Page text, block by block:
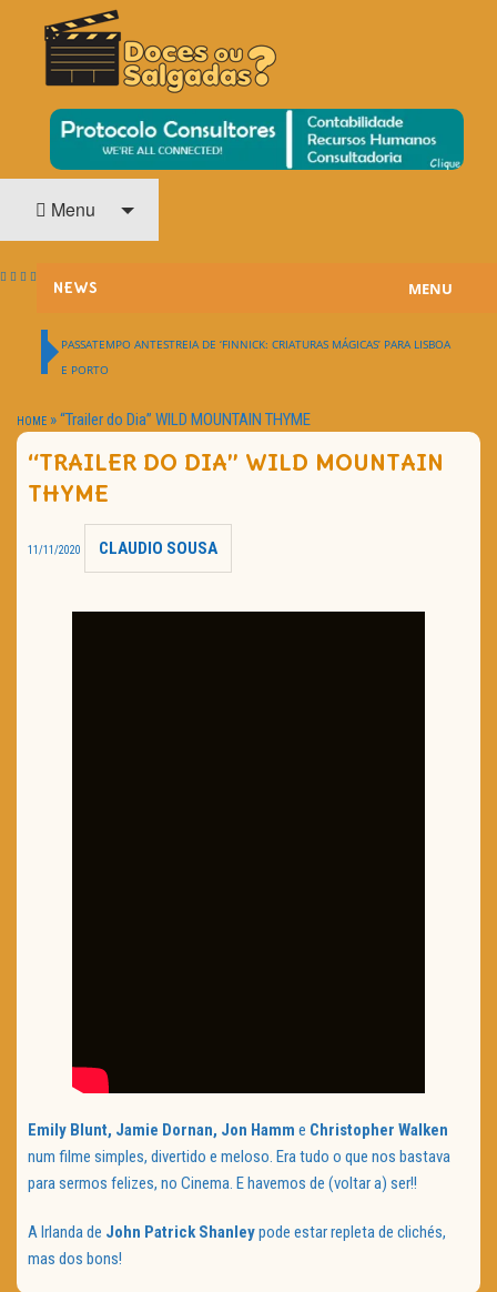
DOCES OU SALGADAS?
O Cinema? Uma Paixão!!
Menu
NEWS
HOME CINEMA
NOTA PESSOAL
MENU
PASSATEMPO ANTESTREIA DE ‘FINNICK: CRIATURAS MÁGICAS’ PARA LISBOA
E PORTO
HOME »“Trailer do Dia” WILD MOUNTAIN THYME
“TRAILER DO DIA” WILD MOUNTAIN
THYME
11/11/2020 CLAUDIO SOUSA
Emily Blunt, Jamie Dornan, Jon Hamm e Christopher Walken
num filme simples, divertido e meloso. Era tudo o que nos bastava
para sermos felizes, no Cinema. E havemos de (voltar a) ser!!
A Irlanda de John Patrick Shanleypode estar repleta de clichés,
mas dos bons!